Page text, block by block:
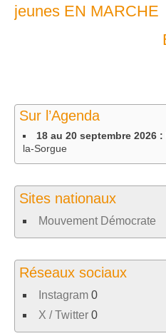
dans
jeunes EN MARCHE
Sur l’Agenda
18 au 20 septembre 2026 :
la-Sorgue
Sites nationaux
Mouvement Démocrate
Réseaux sociaux
Instagram 0
X / Twitter 0